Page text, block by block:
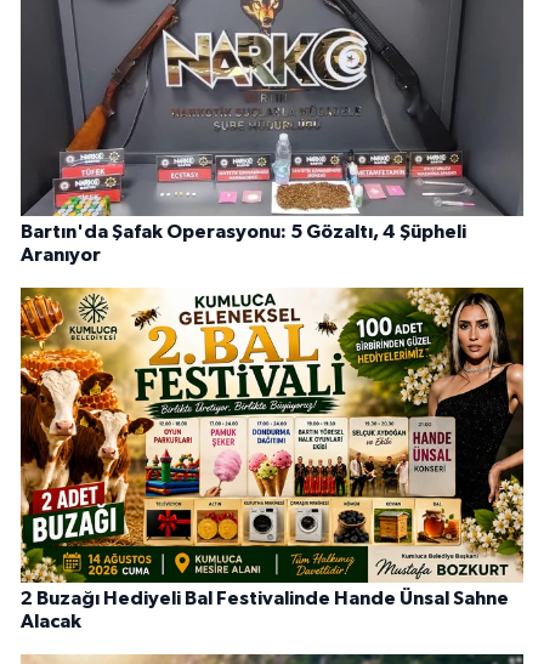
Bartın'da Şafak Operasyonu: 5 Gözaltı, 4 Şüpheli
Aranıyor
2 Buzağı Hediyeli Bal Festivalinde Hande Ünsal Sahne
Alacak